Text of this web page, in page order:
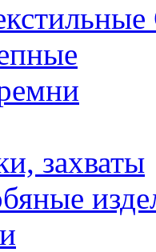
захваты